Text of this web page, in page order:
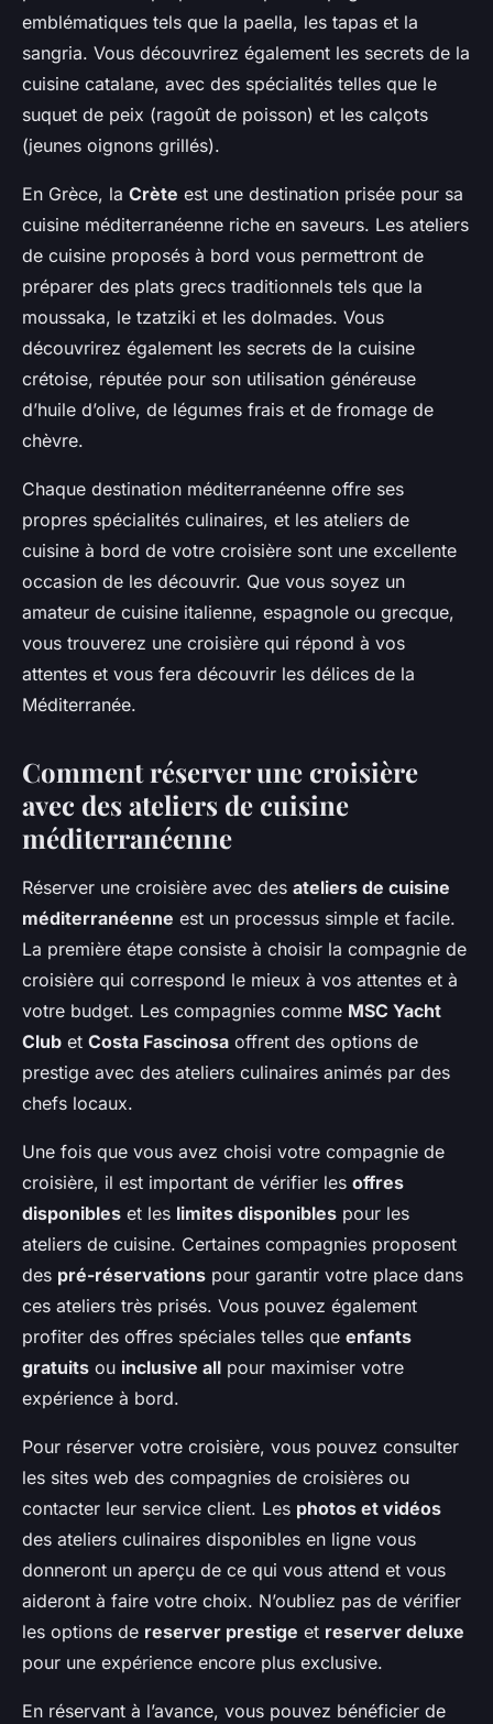
emblématiques tels que la paella, les tapas et la
sangria. Vous découvrirez également les secrets de la
cuisine catalane, avec des spécialités telles que le
suquet de peix (ragoût de poisson) et les calçots
(jeunes oignons grillés).
En Grèce, la Crète est une destination prisée pour sa
cuisine méditerranéenne riche en saveurs. Les ateliers
de cuisine proposés à bord vous permettront de
préparer des plats grecs traditionnels tels que la
moussaka, le tzatziki et les dolmades. Vous
découvrirez également les secrets de la cuisine
crétoise, réputée pour son utilisation généreuse
d’huile d’olive, de légumes frais et de fromage de
chèvre.
Chaque destination méditerranéenne offre ses
propres spécialités culinaires, et les ateliers de
cuisine à bord de votre croisière sont une excellente
occasion de les découvrir. Que vous soyez un
amateur de cuisine italienne, espagnole ou grecque,
vous trouverez une croisière qui répond à vos
attentes et vous fera découvrir les délices de la
Méditerranée.
Comment réserver une croisière
avec des ateliers de cuisine
méditerranéenne
Réserver une croisière avec des ateliers de cuisine
méditerranéenne est un processus simple et facile.
La première étape consiste à choisir la compagnie de
croisière qui correspond le mieux à vos attentes et à
votre budget. Les compagnies comme MSC Yacht
Club et Costa Fascinosa offrent des options de
prestige avec des ateliers culinaires animés par des
chefs locaux.
Une fois que vous avez choisi votre compagnie de
croisière, il est important de vérifier les offres
disponibles et les limites disponibles pour les
ateliers de cuisine. Certaines compagnies proposent
des pré-réservations pour garantir votre place dans
ces ateliers très prisés. Vous pouvez également
profiter des offres spéciales telles que enfants
gratuits ou inclusive all pour maximiser votre
expérience à bord.
Pour réserver votre croisière, vous pouvez consulter
les sites web des compagnies de croisières ou
contacter leur service client. Les photos et vidéos
des ateliers culinaires disponibles en ligne vous
donneront un aperçu de ce qui vous attend et vous
aideront à faire votre choix. N’oubliez pas de vérifier
les options de reserver prestige et reserver deluxe
pour une expérience encore plus exclusive.
En réservant à l’avance, vous pouvez bénéficier de